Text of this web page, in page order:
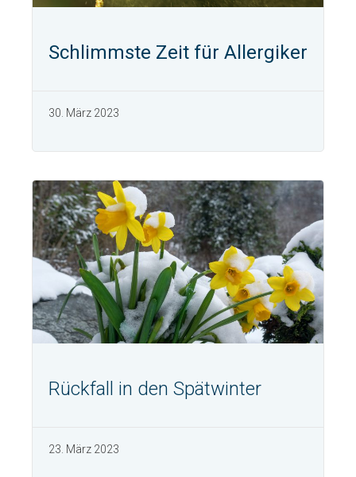
Schlimmste Zeit für Allergiker
30. März 2023
Rückfall in den Spätwinter
23. März 2023